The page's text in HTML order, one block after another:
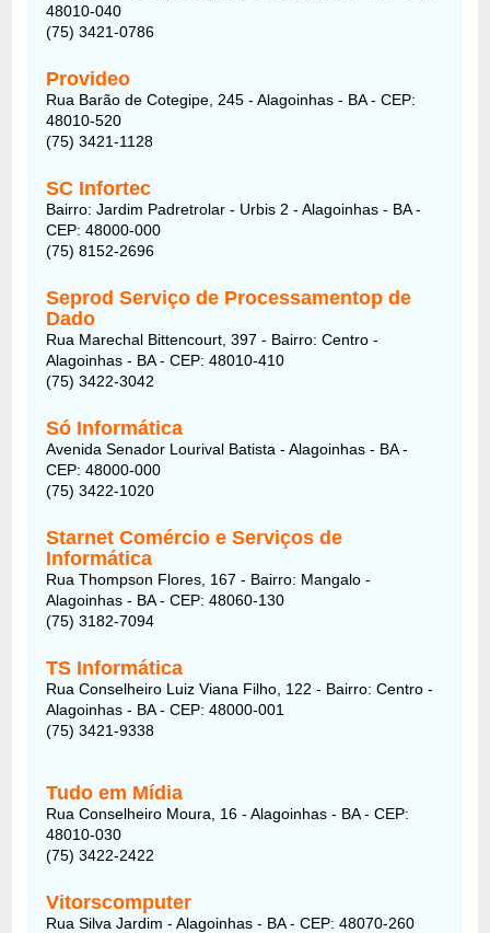
48010-040
(75) 3421-0786
Provideo
Rua Barão de Cotegipe, 245 - Alagoinhas - BA - CEP:
48010-520
(75) 3421-1128
SC Infortec
Bairro: Jardim Padretrolar - Urbis 2 - Alagoinhas - BA -
CEP: 48000-000
(75) 8152-2696
Seprod Serviço de Processamentop de
Dado
Rua Marechal Bittencourt, 397 - Bairro: Centro -
Alagoinhas - BA - CEP: 48010-410
(75) 3422-3042
Só Informática
Avenida Senador Lourival Batista - Alagoinhas - BA -
CEP: 48000-000
(75) 3422-1020
Starnet Comércio e Serviços de
Informática
Rua Thompson Flores, 167 - Bairro: Mangalo -
Alagoinhas - BA - CEP: 48060-130
(75) 3182-7094
TS Informática
Rua Conselheiro Luiz Viana Filho, 122 - Bairro: Centro -
Alagoinhas - BA - CEP: 48000-001
(75) 3421-9338
Tudo em Mídia
Rua Conselheiro Moura, 16 - Alagoinhas - BA - CEP:
48010-030
(75) 3422-2422
Vitorscomputer
Rua Silva Jardim - Alagoinhas - BA - CEP: 48070-260